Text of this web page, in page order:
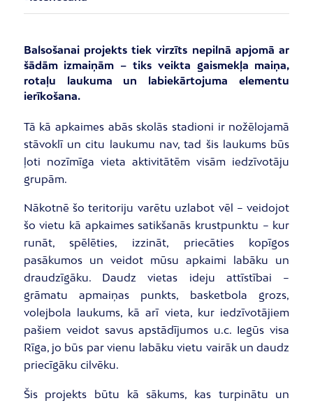
Balsošanai projekts tiek virzīts nepilnā apjomā ar
šādām izmaiņām – tiks veikta gaismekļa maiņa,
rotaļu laukuma un labiekārtojuma elementu
ierīkošana.
Tā kā apkaimes abās skolās stadioni ir nožēlojamā
stāvoklī un citu laukumu nav, tad šis laukums būs
ļoti nozīmīga vieta aktivitātēm visām iedzīvotāju
grupām.
Nākotnē šo teritoriju varētu uzlabot vēl – veidojot
šo vietu kā apkaimes satikšanās krustpunktu – kur
runāt, spēlēties, izzināt, priecāties kopīgos
pasākumos un veidot mūsu apkaimi labāku un
draudzīgāku. Daudz vietas ideju attīstībai –
grāmatu apmaiņas punkts, basketbola grozs,
volejbola laukums, kā arī vieta, kur iedzīvotājiem
pašiem veidot savus apstādījumos u.c. Iegūs visa
Rīga, jo būs par vienu labāku vietu vairāk un daudz
priecīgāku cilvēku.
Šis projekts būtu kā sākums, kas turpinātu un